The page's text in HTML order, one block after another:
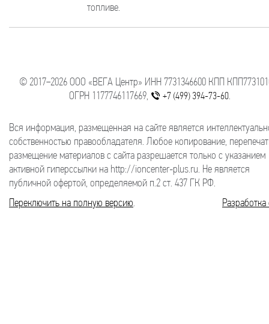
топливе.
© 2017−2026 ООО «ВЕГА Центр» ИНН 7731346600 КПП
ОГРН 1177746117669,
+7 (499) 394-73-60.
Вся информация, размещенная на сайте является
собственностью правообладателя. Любое копирование,
размещение материалов с сайта разрешается только с указанием
активной гиперссылки на http://ioncenter-plus.ru. Не является
публичной офертой, определяемой п.2 ст. 437 ГК РФ.
Переключить на полную версию. Разработка